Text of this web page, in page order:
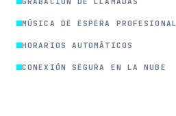
MÚSICA DE ESPERA PROFESIONAL
HORARIOS AUTOMÁTICOS
CONEXIÓN SEGURA EN LA NUBE